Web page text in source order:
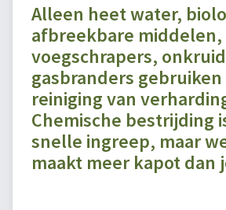
Alleen heet water,
afbreekbare middelen,
voegschrapers,
gasbranders
reiniging van
Chemische bestrijding
snelle ingreep, maar
maakt meer kapot dan